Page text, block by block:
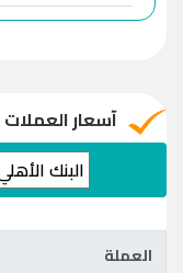
آسعار العملات
العملة
العملة